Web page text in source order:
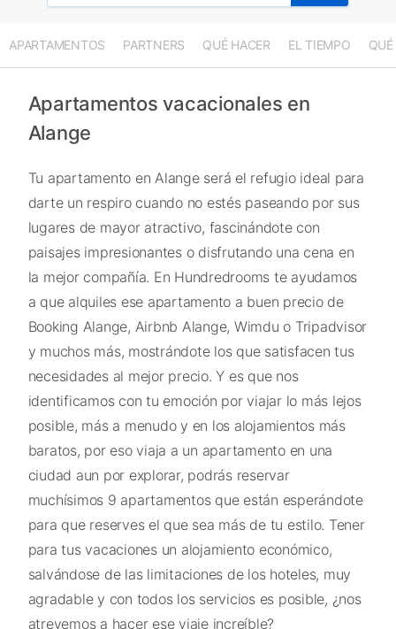
APARTAMENTOS PARTNERS QUÉ HACER EL TIEMPO QUÉ
Apartamentos vacacionales en
Alange
Tu apartamento en Alange será el refugio ideal para
darte un respiro cuando no estés paseando por sus
lugares de mayor atractivo, fascinándote con
paisajes impresionantes o disfrutando una cena en
la mejor compañía. En Hundredrooms te ayudamos
a que alquiles ese apartamento a buen precio de
Booking Alange, Airbnb Alange, Wimdu o Tripadvisor
y muchos más, mostrándote los que satisfacen tus
necesidades al mejor precio. Y es que nos
identificamos con tu emoción por viajar lo más lejos
posible, más a menudo y en los alojamientos más
baratos, por eso viaja a un apartamento en una
ciudad aun por explorar, podrás reservar
muchísimos 9 apartamentos que están esperándote
para que reserves el que sea más de tu estilo. Tener
para tus vacaciones un alojamiento económico,
salvándose de las limitaciones de los hoteles, muy
agradable y con todos los servicios es posible, ¿nos
atrevemos a hacer ese viaje increíble?